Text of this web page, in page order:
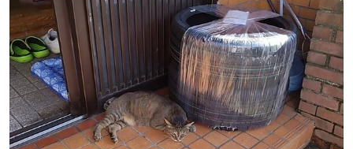
ト
数
数